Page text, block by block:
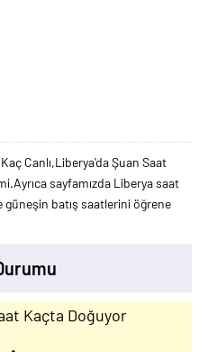
Canlı,Liberya'da Şuan Saat
sayfamızda Liberya saat
batış saatlerini öğrene
Kaçta Doğuyor